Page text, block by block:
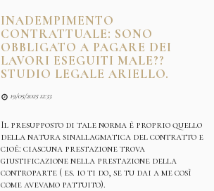
INADEMPIMENTO
CONTRATTUALE: SONO
OBBLIGATO A PAGARE DEI
LAVORI ESEGUITI MALE??
STUDIO LEGALE ARIELLO.
19/05/2025 12:33
Il presupposto di tale norma è proprio quello
della natura sinallagmatica del contratto e
cioè: ciascuna prestazione trova
giustificazione nella prestazione della
controparte ( es. io ti do, se tu dai a me così
come avevamo pattuito).